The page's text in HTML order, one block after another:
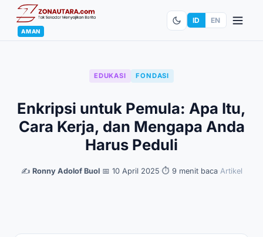
AMAN
ID EN
EDUKASI FONDASI
Enkripsi untuk Pemula: Apa Itu,
Cara Kerja, dan Mengapa Anda
Harus Peduli
✍️ Ronny Adolof Buol· 📅 10 April 2025 ⏱ 9 menit baca· Artikel